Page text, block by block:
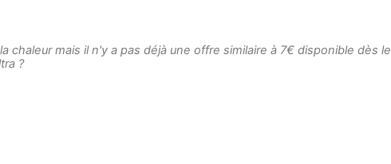
chaleur mais il n'y a pas déjà une offre similaire à 7€ disponible dès le
?